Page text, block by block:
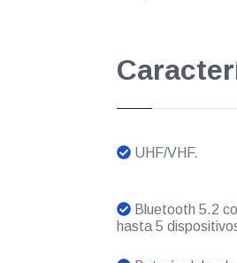
UHF/VHF.
Bluetooth 5.2
hasta 5